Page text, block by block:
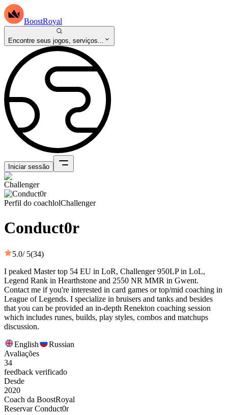
BoostRoyal
Encontre seus jogos, serviços...
Iniciar sessão
Perfil do coachlolChallenger
Conduct0r
5.0/ 5(34)
I peaked Master top 54 EU in LoR, Challenger 950LP in LoL,
Legend Rank in Hearthstone and 2550 NR MMR in Gwent.
Contact me if you're interested in card games or top/mid coaching in
League of Legends. I specialize in bruisers and tanks and besides
that you can be provided an in-depth Renekton coaching session
which includes runes, builds, play styles, combos and matchups
discussion.
English
Russian
Avaliações
34
feedback verificado
Desde
2020
Coach da BoostRoyal
Reservar Conduct0r